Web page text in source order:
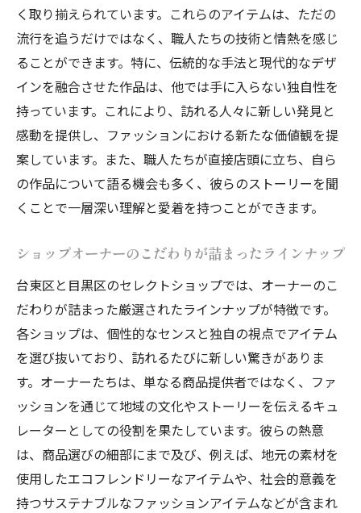
台東区と目黒区の隠れ家セレクトショップで見
つける個性派アイテム
知る人ぞ知る隠れた名店を訪れよう
ショップオーナーのこだわりが詰まった逸
品
ユニークなデザインと職人技が光るアイテ
ム
隠れ家ショップでしか見つけられない特別
自分だけのスタイルを作り上げるアイテム
地元文化を感じる隠れ家ショップの魅力
く取り揃えられています。これらのアイテムは、ただの
流行を追うだけではなく、職人たちの技術と情熱を感じ
ることができます。特に、伝統的な手法と現代的なデザ
インを融合させた作品は、他では手に入らない独自性を
持っています。これにより、訪れる人々に新しい発見と
感動を提供し、ファッションにおける新たな価値観を提
案しています。また、職人たちが直接店頭に立ち、自ら
の作品について語る機会も多く、彼らのストーリーを聞
くことで一層深い理解と愛着を持つことができます。
ショップオーナーのこだわりが詰まったラインナップ
台東区と目黒区のセレクトショップでは、オーナーのこ
だわりが詰まった厳選されたラインナップが特徴です。
各ショップは、個性的なセンスと独自の視点でアイテム
を選び抜いており、訪れるたびに新しい驚きがありま
す。オーナーたちは、単なる商品提供者ではなく、ファ
ッションを通じて地域の文化やストーリーを伝えるキュ
レーターとしての役割を果たしています。彼らの熱意
は、商品選びの細部にまで及び、例えば、地元の素材を
使用したエコフレンドリーなアイテムや、社会的意義を
持つサステナブルなファッションアイテムなどが含まれ